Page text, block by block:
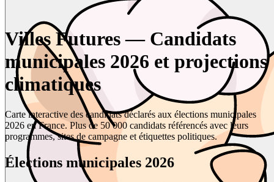
Villes Futures — Candidats
municipales 2026 et projections
climatiques
Carte interactive des candidats déclarés aux élections municipales
2026 en France. Plus de 50 000 candidats référencés avec leurs
programmes, sites de campagne et étiquettes politiques.
Élections municipales 2026